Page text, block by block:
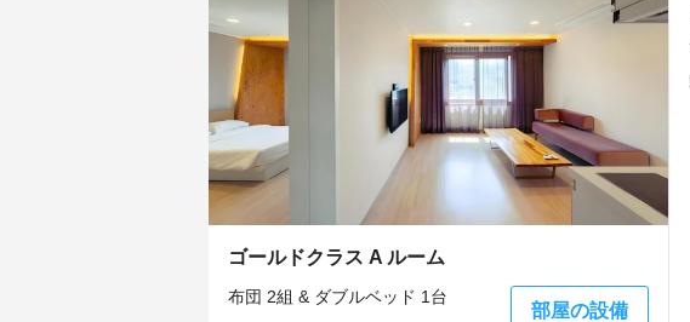
ゴールドクラス A ルーム
布団 2組 & ダブルベッド 1台
部屋の設備